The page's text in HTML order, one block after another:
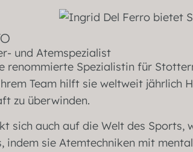
und Atemspezialist
renommierte Spezialistin für
Team hilft sie weltweit jährlich
zu überwinden.
sich auch auf die Welt des
indem sie Atemtechniken mit